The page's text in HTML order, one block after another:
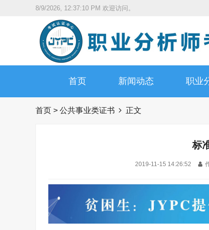
8/9/2026, 12:37:12 PM 欢迎访问。
首页 新闻动态 职业
首页 > 公共事业类证书 正文
标
2019-11-15 14:26:52